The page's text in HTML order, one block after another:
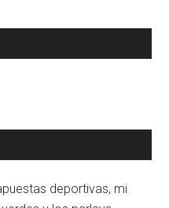
deportivas, mi